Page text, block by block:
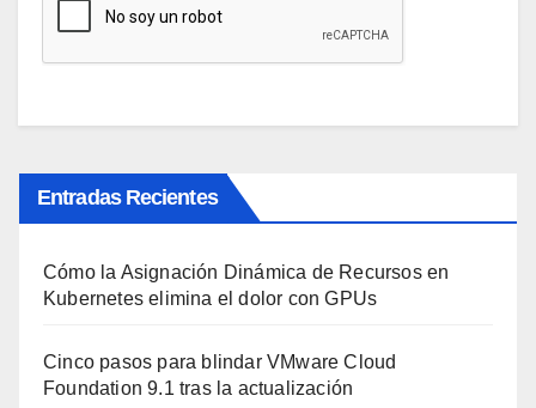
Entradas Recientes
Cómo la Asignación Dinámica de Recursos en
Kubernetes elimina el dolor con GPUs
Cinco pasos para blindar VMware Cloud
Foundation 9.1 tras la actualización